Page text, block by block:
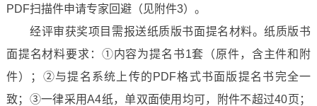
PDF扫描件申请专家回避（见附件3）。
经评审获奖项目需报送纸质版书面提名材料。纸质版书
面提名材料要求：①内容为提名书1套（原件，含主件和附
件）；②与提名系统上传的PDF格式书面版提名书完全一
致；③一律采用A4纸，单双面使用均可，附件不超过40页；